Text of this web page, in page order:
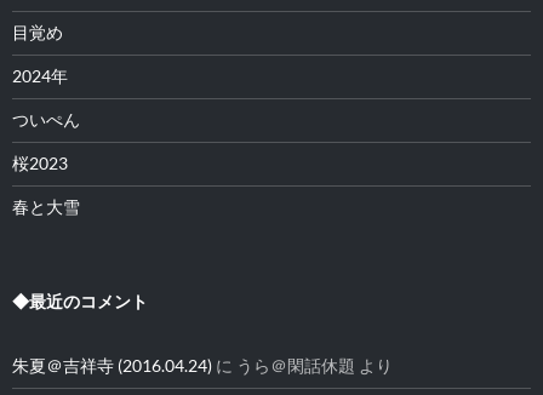
目覚め
2024年
ついぺん
桜2023
春と大雪
◆最近のコメント
朱夏＠吉祥寺 (2016.04.24) に うら＠閑話休題 より